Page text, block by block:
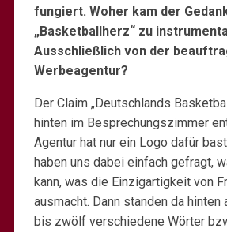
fungiert. Woher kam der
„Basketballherz“ zu
Ausschließlich von der
Werbeagentur?
Der Claim „Deutschlands
hinten im Besprechungszimmer
Agentur hat nur ein Logo dafür
haben uns dabei einfach gefragt,
kann, was die Einzigartigkeit von
ausmacht. Dann standen da hinten
bis zwölf verschiedene Wörter